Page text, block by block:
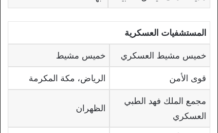
المستشفيات العسكرية
خميس مشيط العسكري خميس مشيط
قوى الأمن الرياض، مكة المكرمة
مجمع الملك فهد الطبي
العسكري
الظهران